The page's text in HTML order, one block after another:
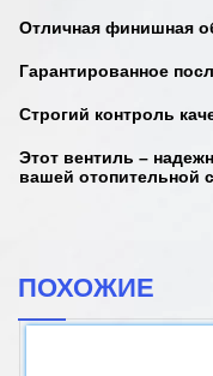
Отличная финишная
Гарантированное
Строгий контроль
Этот вентиль –
вашей отопительной
ПОХОЖИЕ